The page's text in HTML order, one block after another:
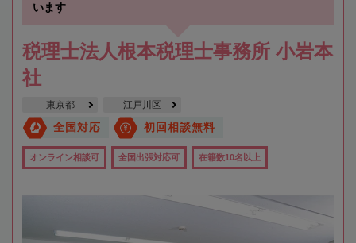
います
税理士法人根本税理士事務所 小岩本
社
東京都 江戸川区
全国対応 初回相談無料
オンライン相談可 全国出張対応可 在籍数10名以上